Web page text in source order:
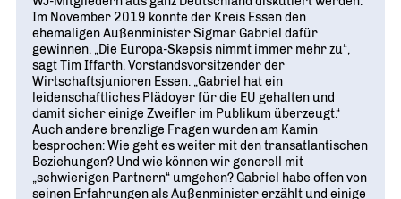
Im November 2019 konnte der Kreis Essen den
ehemaligen Außenminister Sigmar Gabriel dafür
gewinnen. „Die Europa-Skepsis nimmt immer mehr zu“,
sagt Tim Iffarth, Vorstandsvorsitzender der
Wirtschaftsjunioren Essen. „Gabriel hat ein
leidenschaftliches Plädoyer für die EU gehalten und
damit sicher einige Zweifler im Publikum überzeugt.“
Auch andere brenzlige Fragen wurden am Kamin
besprochen: Wie geht es weiter mit den transatlantischen
Beziehungen? Und wie können wir generell mit
„schwierigen Partnern“ umgehen? Gabriel habe offen von
seinen Erfahrungen als Außenminister erzählt und einige